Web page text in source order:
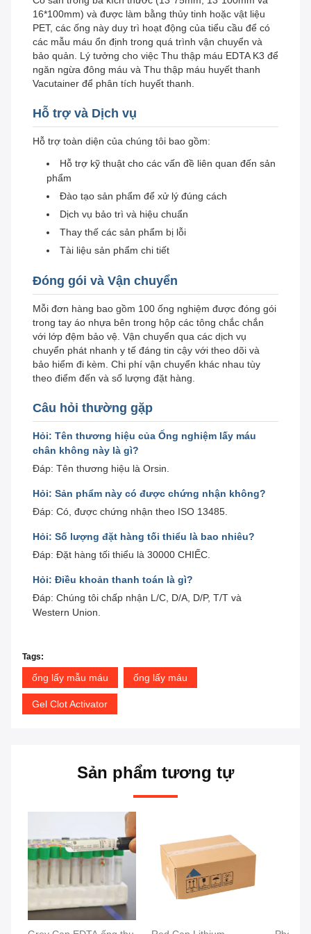
16*100mm) và được làm bằng thủy tinh hoặc vật liệu
PET, các ống này duy trì hoạt động của tiểu cầu để có
các mẫu máu ổn định trong quá trình vận chuyển và
bảo quản. Lý tưởng cho việc Thu thập máu EDTA K3 để
ngăn ngừa đông máu và Thu thập máu huyết thanh
Vacutainer để phân tích huyết thanh.
Hỗ trợ và Dịch vụ
Hỗ trợ toàn diện của chúng tôi bao gồm:
Hỗ trợ kỹ thuật cho các vấn đề liên quan đến sản
phẩm
Đào tạo sản phẩm để xử lý đúng cách
Dịch vụ bảo trì và hiệu chuẩn
Thay thế các sản phẩm bị lỗi
Tài liệu sản phẩm chi tiết
Đóng gói và Vận chuyển
Mỗi đơn hàng bao gồm 100 ống nghiệm được đóng gói
trong tay áo nhựa bên trong hộp các tông chắc chắn
với lớp đệm bảo vệ. Vận chuyển qua các dịch vụ
chuyển phát nhanh y tế đáng tin cậy với theo dõi và
bảo hiểm đi kèm. Chi phí vận chuyển khác nhau tùy
theo điểm đến và số lượng đặt hàng.
Câu hỏi thường gặp
Hỏi: Tên thương hiệu của Ống nghiệm lấy máu
chân không này là gì?
Đáp: Tên thương hiệu là Orsin.
Hỏi: Sản phẩm này có được chứng nhận không?
Đáp: Có, được chứng nhận theo ISO 13485.
Hỏi: Số lượng đặt hàng tối thiểu là bao nhiêu?
Đáp: Đặt hàng tối thiểu là 30000 CHIẾC.
Hỏi: Điều khoản thanh toán là gì?
Đáp: Chúng tôi chấp nhận L/C, D/A, D/P, T/T và
Western Union.
Tags:
ống lấy mẫu máu ống lấy máu
Gel Clot Activator
Sản phẩm tương tự